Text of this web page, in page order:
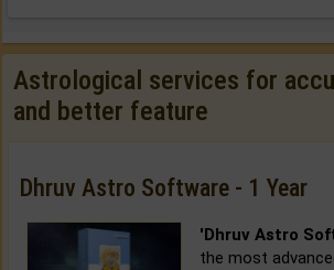
Astrological services for
and better feature
Dhruv Astro Software - 1 Year
'Dhruv Astro
the most